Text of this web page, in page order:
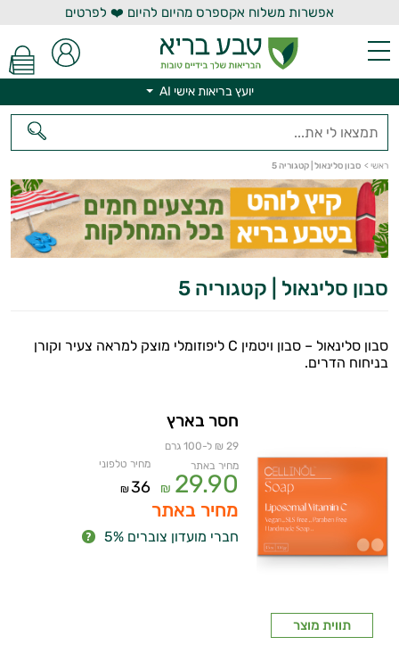
אפשרות משלוח אקספרס מהיום להיום ❤️ לפרטים
יועץ בריאות אישי AI
ראשי > סבון סלינאול | קטגוריה 5
סבון סלינאול | קטגוריה 5
סבון סלינאול – סבון ויטמין C ליפוזומלי מוצק למראה צעיר וקורן
בניחוח הדרים.
תווית מוצר
חסר בארץ
29 ₪ ל-100 גרם
מחיר באתר
29.90
₪
מחיר טלפוני
36
₪
מחיר באתר
חברי מועדון צוברים 5%
יועץ בריאות אישי AI